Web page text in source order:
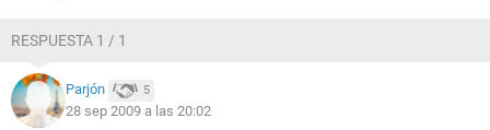
RESPUESTA 1 / 1
Parjón 5
28 sep 2009 a las 20:02